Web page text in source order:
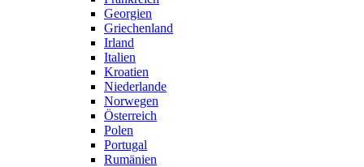
Georgien
Griechenland
Irland
Italien
Kroatien
Niederlande
Norwegen
Österreich
Polen
Portugal
Rumänien